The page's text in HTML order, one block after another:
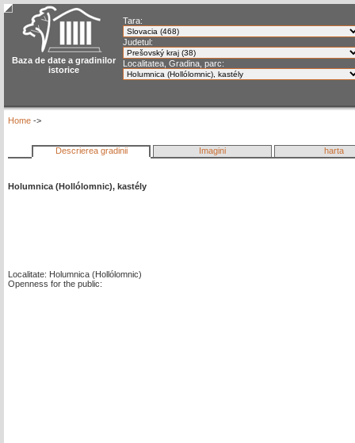
Baza de date a gradinilor
istorice
Tara:
Judetul:
Localitatea, Gradina, parc:
Home ->
Descrierea gradinii Imagini harta
Holumnica (Hollólomnic), kastély
Localitate: Holumnica (Hollólomnic)
Openness for the public: